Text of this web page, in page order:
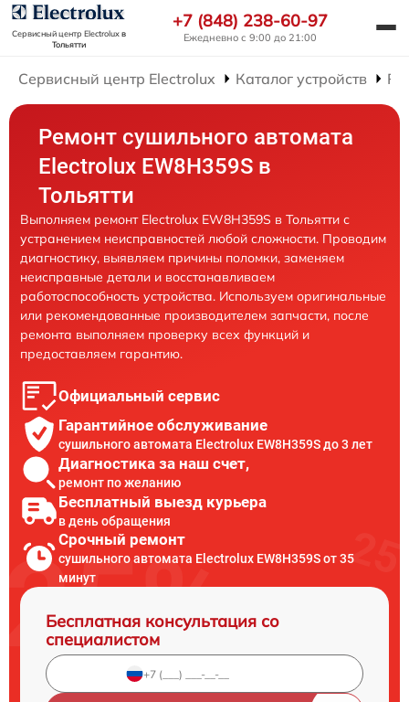
Сервисный центр Electroluxв
Тольятти
+7 (848) 238-60-97
Ежедневно с 9:00 до 21:00
Сервисный центр Electrolux Каталог устройств
Ремонт сушильного автомата
Electrolux EW8H359S в
Тольятти
Выполняем ремонт Electrolux EW8H359S в Тольятти с
устранением неисправностей любой сложности. Проводим
диагностику, выявляем причины поломки, заменяем
неисправные детали и восстанавливаем
работоспособность устройства. Используем оригинальные
или рекомендованные производителем запчасти, после
ремонта выполняем проверку всех функций и
предоставляем гарантию.
Официальный сервис
Гарантийное обслуживание
сушильного автомата Electrolux EW8H359S до 3 лет
Диагностика за наш счет,
ремонт по желанию
Бесплатный выезд курьера
в день обращения
Срочный ремонт
сушильного автомата Electrolux EW8H359S от 35
минут
Бесплатная консультация со
специалистом